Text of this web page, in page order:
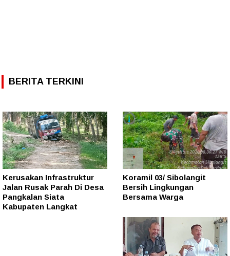
BERITA TERKINI
Kerusakan Infrastruktur
Jalan Rusak Parah Di Desa
Pangkalan Siata
Kabupaten Langkat
Koramil 03/ Sibolangit
Bersih Lingkungan
Bersama Warga